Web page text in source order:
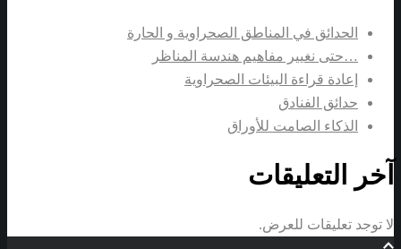
الحدائق في المناطق الصحراوية و الحارة
…حتى نغيير مفاهيم هندسة المناظر
إعادة قراءة البيئات الصحراوية
حدائق الفنادق
الذكاء الصامت للأوراق
آخر التعليقات
لا توجد تعليقات للعرض.